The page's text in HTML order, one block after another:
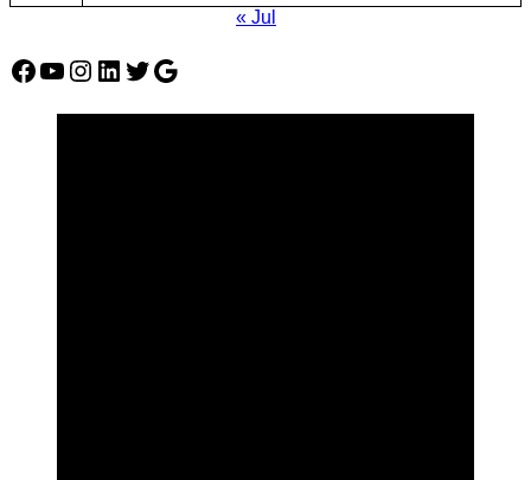
« Jul
Facebook
YouTube
Instagram
LinkedIn
Twitter
Google